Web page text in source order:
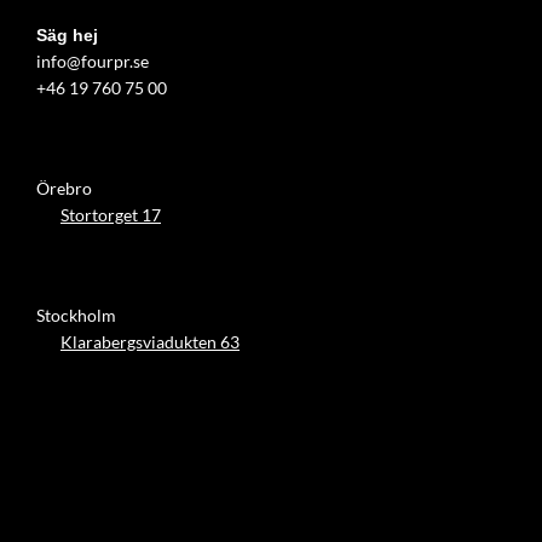
Säg hej
info@fourpr.se
+46 19 760 75 00
Örebro
Stortorget 17
Stockholm
Klarabergsviadukten 63